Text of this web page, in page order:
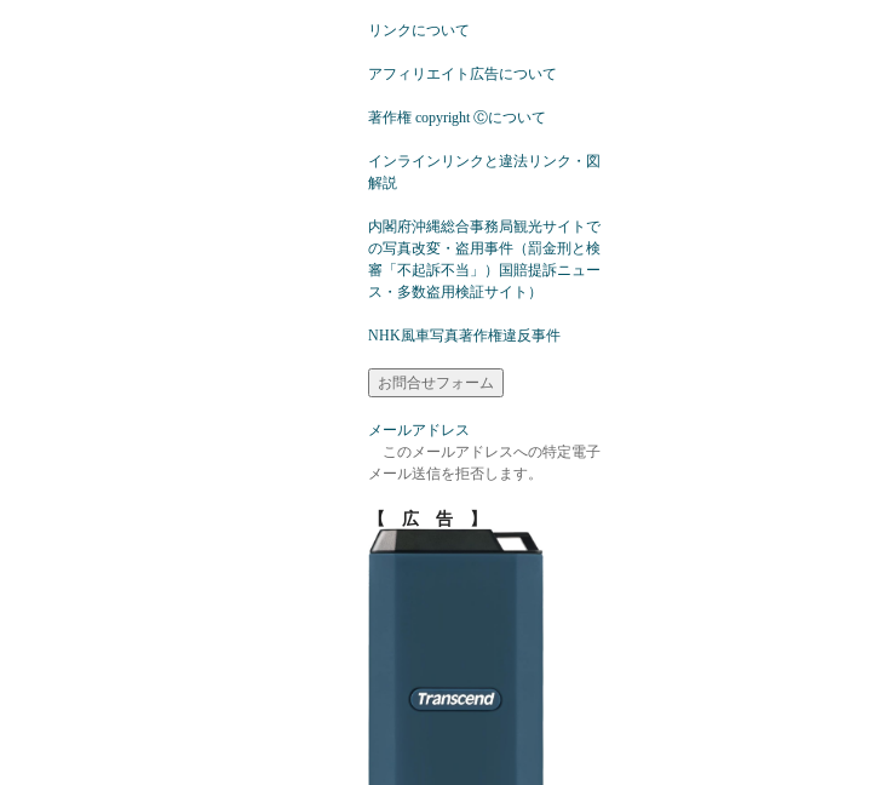
リンクについて
アフィリエイト広告について
著作権 copyright Ⓒについて
インラインリンクと違法リンク・図
解説
内閣府沖縄総合事務局観光サイトで
の写真改変・盗用事件（罰金刑と検
審「不起訴不当」）国賠提訴ニュー
ス・多数盗用検証サイト）
NHK風車写真著作権違反事件
メールアドレス
このメールアドレスへの特定電子
メール送信を拒否します。
【 広 告 】